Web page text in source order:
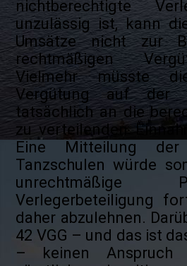
nichtberechtigte
unzulässig ist, kann
Umsätze nicht zur
rechtmäßigen
Vielmehr müsste
Vergütung auf der
tatsächlich an die
zu verteilenden
Eine Mitteilung
Tanzschulen würde
unrechtmäßige
Verlegerbeteiligung
daher abzulehnen.
42 VGG – und das ist
– keinen Anspruch